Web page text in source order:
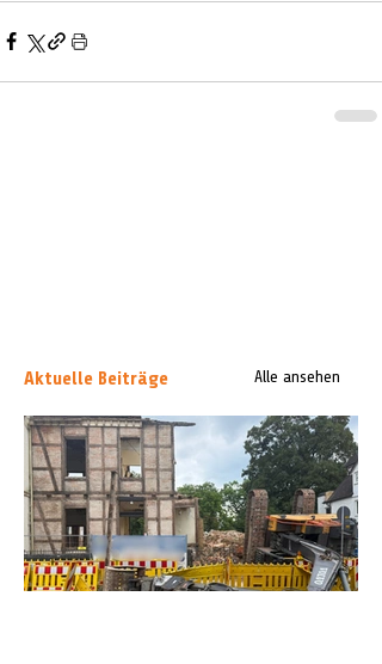
Aktuelle Beiträge Alle ansehen